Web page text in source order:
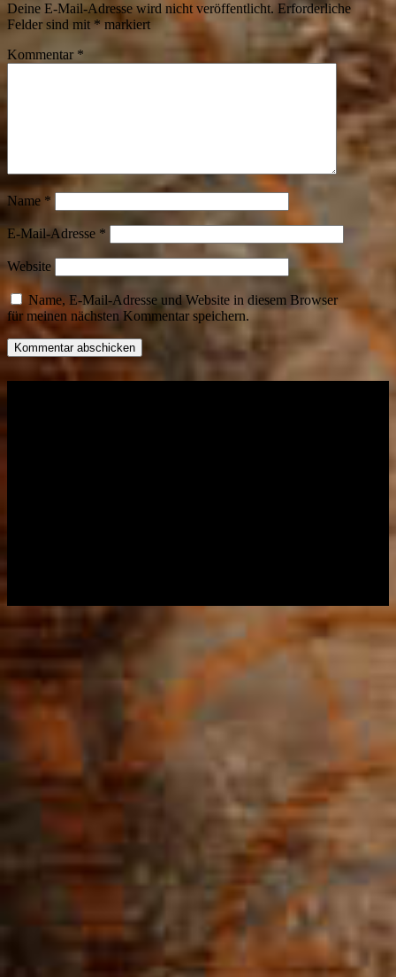
Deine E-Mail-Adresse wird nicht veröffentlicht. Erforderliche
Felder sind mit*markiert
Kommentar *
Name *
E-Mail-Adresse *
Website
Name, E-Mail-Adresse und Website in diesem Browser
für meinen nächsten Kommentar speichern.